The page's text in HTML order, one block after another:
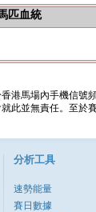
匹血統
港馬場內手機信號
並無責任。至於
分析工具
速勢能量
賽日數據